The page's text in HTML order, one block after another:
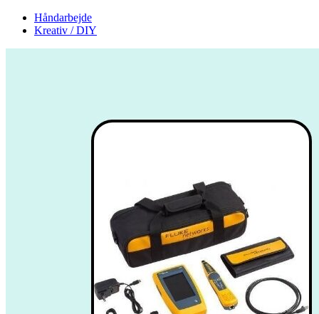
Håndarbejde
Kreativ / DIY